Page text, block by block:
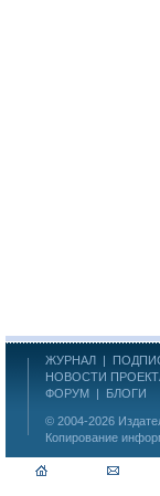
ЖУРНАЛ |
НОВОСТИ
ФОРУМ | БЛОГИ
© 2004-2026
Копирование